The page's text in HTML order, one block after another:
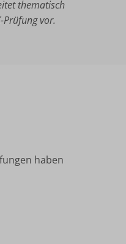
thematisch
Prüfung vor.
haben